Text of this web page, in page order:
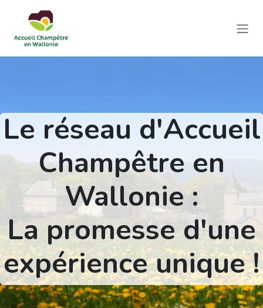
Le réseau d'Accueil
Champêtre en
Wallonie :
La promesse d'une
expérience unique !